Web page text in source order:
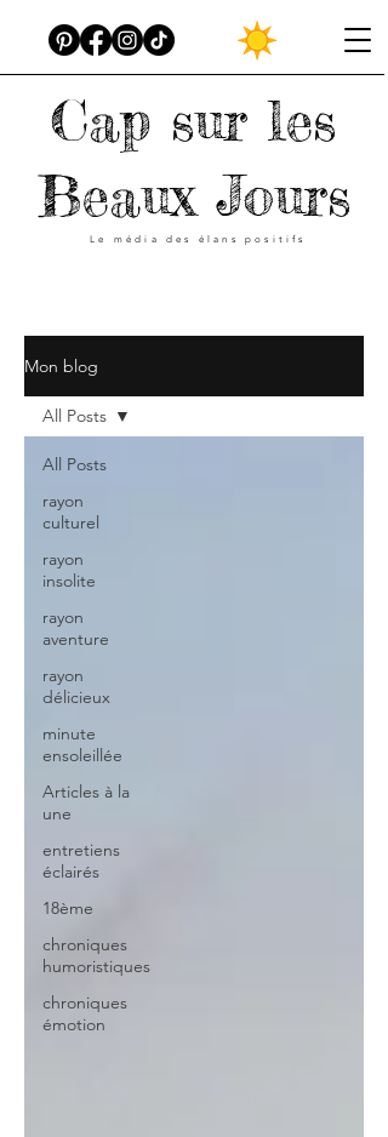
Cap sur les
Beaux Jours
Le média des élans positifs
Mon blog
All Posts
rayon
culturel
rayon
insolite
rayon
aventure
rayon
délicieux
minute
ensoleillée
Articles à la
une
entretiens
éclairés
18ème
chroniques
humoristiques
chroniques
émotion
All Posts